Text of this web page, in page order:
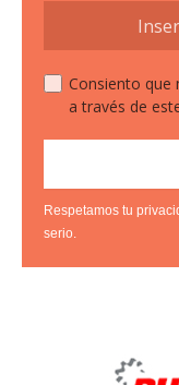
Consiento que
a través de
Respetamos tu
serio.